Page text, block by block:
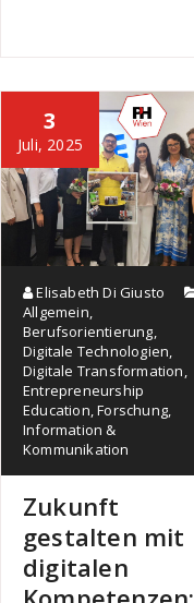
3
Juli, 2025
Elisabeth Di Giusto
Allgemein,
Berufsorientierung,
Digitale Technologien,
Digitale Transformation,
Entrepreneurship
Education,Forschung,
Information &
Kommunikation
Zukunft
gestalten mit
digitalen